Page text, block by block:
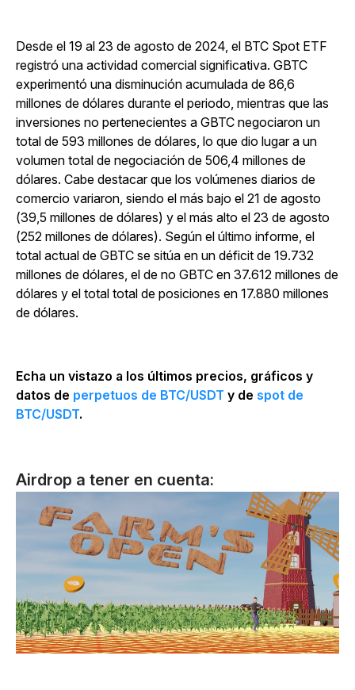
Desde el 19 al 23 de agosto de 2024, el BTC Spot ETF
registró una actividad comercial significativa. GBTC
experimentó una disminución acumulada de 86,6
millones de dólares durante el periodo, mientras que las
inversiones no pertenecientes a GBTC negociaron un
total de 593 millones de dólares, lo que dio lugar a un
volumen total de negociación de 506,4 millones de
dólares. Cabe destacar que los volúmenes diarios de
comercio variaron, siendo el más bajo el 21 de agosto
(39,5 millones de dólares) y el más alto el 23 de agosto
(252 millones de dólares). Según el último informe, el
total actual de GBTC se sitúa en un déficit de 19.732
millones de dólares, el de no GBTC en 37.612 millones de
dólares y el total total de posiciones en 17.880 millones
de dólares.
Echa un vistazo a los últimos precios, gráficos y
datos de perpetuos de BTC/USDT y de spot de
BTC/USDT.
Airdrop a tener en cuenta: